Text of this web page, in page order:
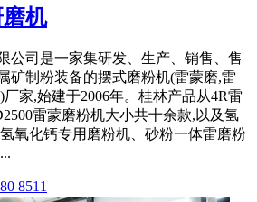
机
公司是一家集研发、生产、销售、售
矿制粉装备的摆式磨粉机(雷蒙磨,雷
家,始建于2006年。桂林产品从4R雷
雷蒙磨粉机大小共十余款,以及氢
氧化钙专用磨粉机、砂粉一体雷磨粉
8511